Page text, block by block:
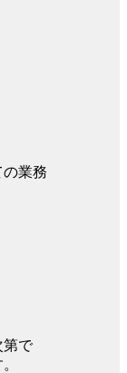
業務
第で